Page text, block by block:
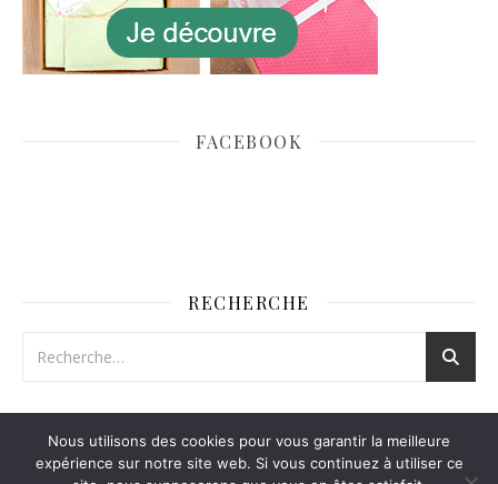
FACEBOOK
RECHERCHE
Nous utilisons des cookies pour vous garantir la meilleure
expérience sur notre site web. Si vous continuez à utiliser ce